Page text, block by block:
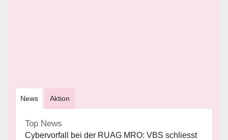
News Aktion
Top News
Cybervorfall bei der RUAG MRO: VBS schliesst